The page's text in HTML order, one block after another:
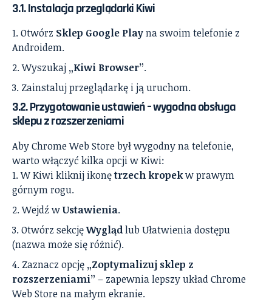
3.1. Instalacja przeglądarki Kiwi
Otwórz Sklep Google Playna swoim telefonie z
Androidem.
Wyszukaj „Kiwi Browser”.
Zainstaluj przeglądarkę i ją uruchom.
3.2. Przygotowanie ustawień – wygodna obsługa
sklepu z rozszerzeniami
Aby Chrome Web Store był wygodny na telefonie,
warto włączyć kilka opcji w Kiwi:
W Kiwi kliknij ikonętrzech kropekw prawym
górnym rogu.
Wejdź wUstawienia.
Otwórz sekcjęWyglądlub Ułatwienia dostępu
(nazwa może się różnić).
Zaznacz opcję „Zoptymalizuj sklep z
rozszerzeniami” – zapewnia lepszy układ Chrome
Web Store na małym ekranie.